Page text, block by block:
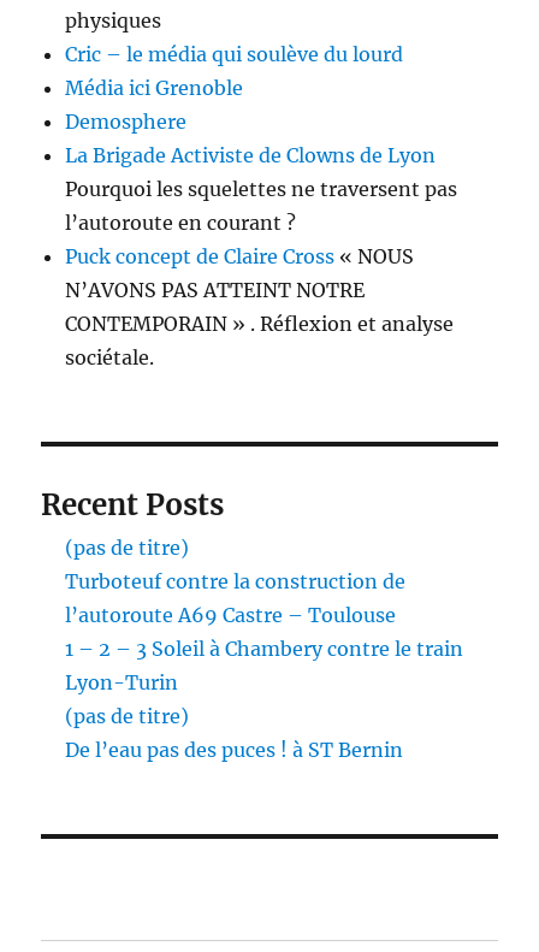
physiques
Cric – le média qui soulève du lourd
Média ici Grenoble
Demosphere
La Brigade Activiste de Clowns de Lyon
Pourquoi les squelettes ne traversent pas
l’autoroute en courant ?
Puck concept de Claire Cross « NOUS
N’AVONS PAS ATTEINT NOTRE
CONTEMPORAIN » . Réflexion et analyse
sociétale.
Recent Posts
(pas de titre)
Turboteuf contre la construction de
l’autoroute A69 Castre – Toulouse
1 – 2 – 3 Soleil à Chambery contre le train
Lyon-Turin
(pas de titre)
De l’eau pas des puces ! à ST Bernin